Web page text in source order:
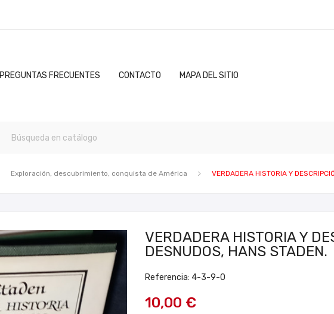
PREGUNTAS FRECUENTES CONTACTO MAPA DEL SITIO
Exploración, descubrimiento, conquista de América VERDADERA HISTORIA Y
VERDADERA HISTORIA Y
DESNUDOS, HANS STADEN.
Referencia: 4-3-9-0
10,00 €